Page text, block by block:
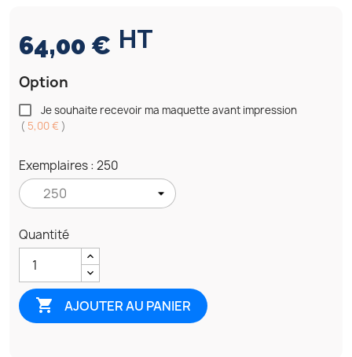
64,00 € HT
Option
Je souhaite recevoir ma maquette avant impression
( 5,00 € )
Exemplaires : 250
Quantité
 AJOUTER AU PANIER